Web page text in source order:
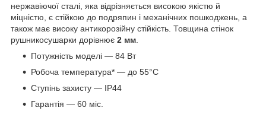
нержавіючої сталі, яка відрізняється високою якістю й
міцністю, є стійкою до подряпин і механічних пошкоджень, а
також має високу антикорозійну стійкість. Товщина стінок
рушникосушарки дорівнює 2 мм
Потужність моделі — 84 Вт
Робоча температура* — до 55°C
Ступінь захисту — IP44
Гарантія — 60 міс.